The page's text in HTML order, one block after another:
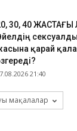
30, 40
қарай
21:40
мақалалар